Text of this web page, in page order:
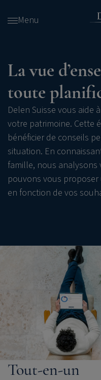
contenu
Menu
La vue
toute
Delen Suisse vous aide
votre patrimoine. Cette
bénéficier de conseils
situation. En
famille, nous
pouvons vous
en fonction de vos
Tout-en-un